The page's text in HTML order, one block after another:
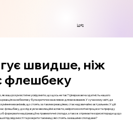
Login
швидше, ніж
флешбеку
як ваш розум встигне усвідомити, що щось не так? Ця вражаюча здатність нашого
реакція на небезпеку була критично важливою для виживання. У сучасному світі, де
механізмів, що стоять за такими реакціями, стає надзвичайно актуальним. У цій
флешбеку, досліджуючи еволюційні аспекти, нейропсихологічні процеси та природу
формувати наші реакції на травматичні спогади, а також отримаєте корисні поради щодо
підсвідомості та розкрити таємниці, які стоять за вашими спогадами?